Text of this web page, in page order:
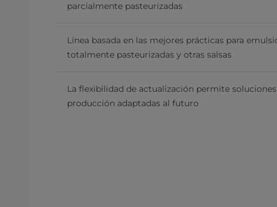
parcialmente pasteurizadas
Línea basada en las mejores prácticas para
totalmente pasteurizadas y otras salsas
La flexibilidad de actualización permite
producción adaptadas al futuro